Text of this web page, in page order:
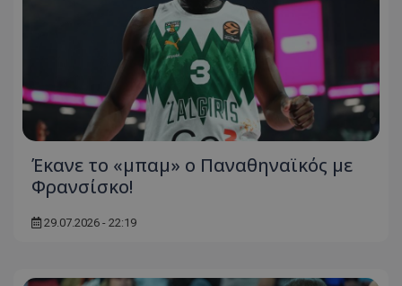
Έκανε το «μπαμ» ο Παναθηναϊκός με
Φρανσίσκο!
29.07.2026 - 22:19